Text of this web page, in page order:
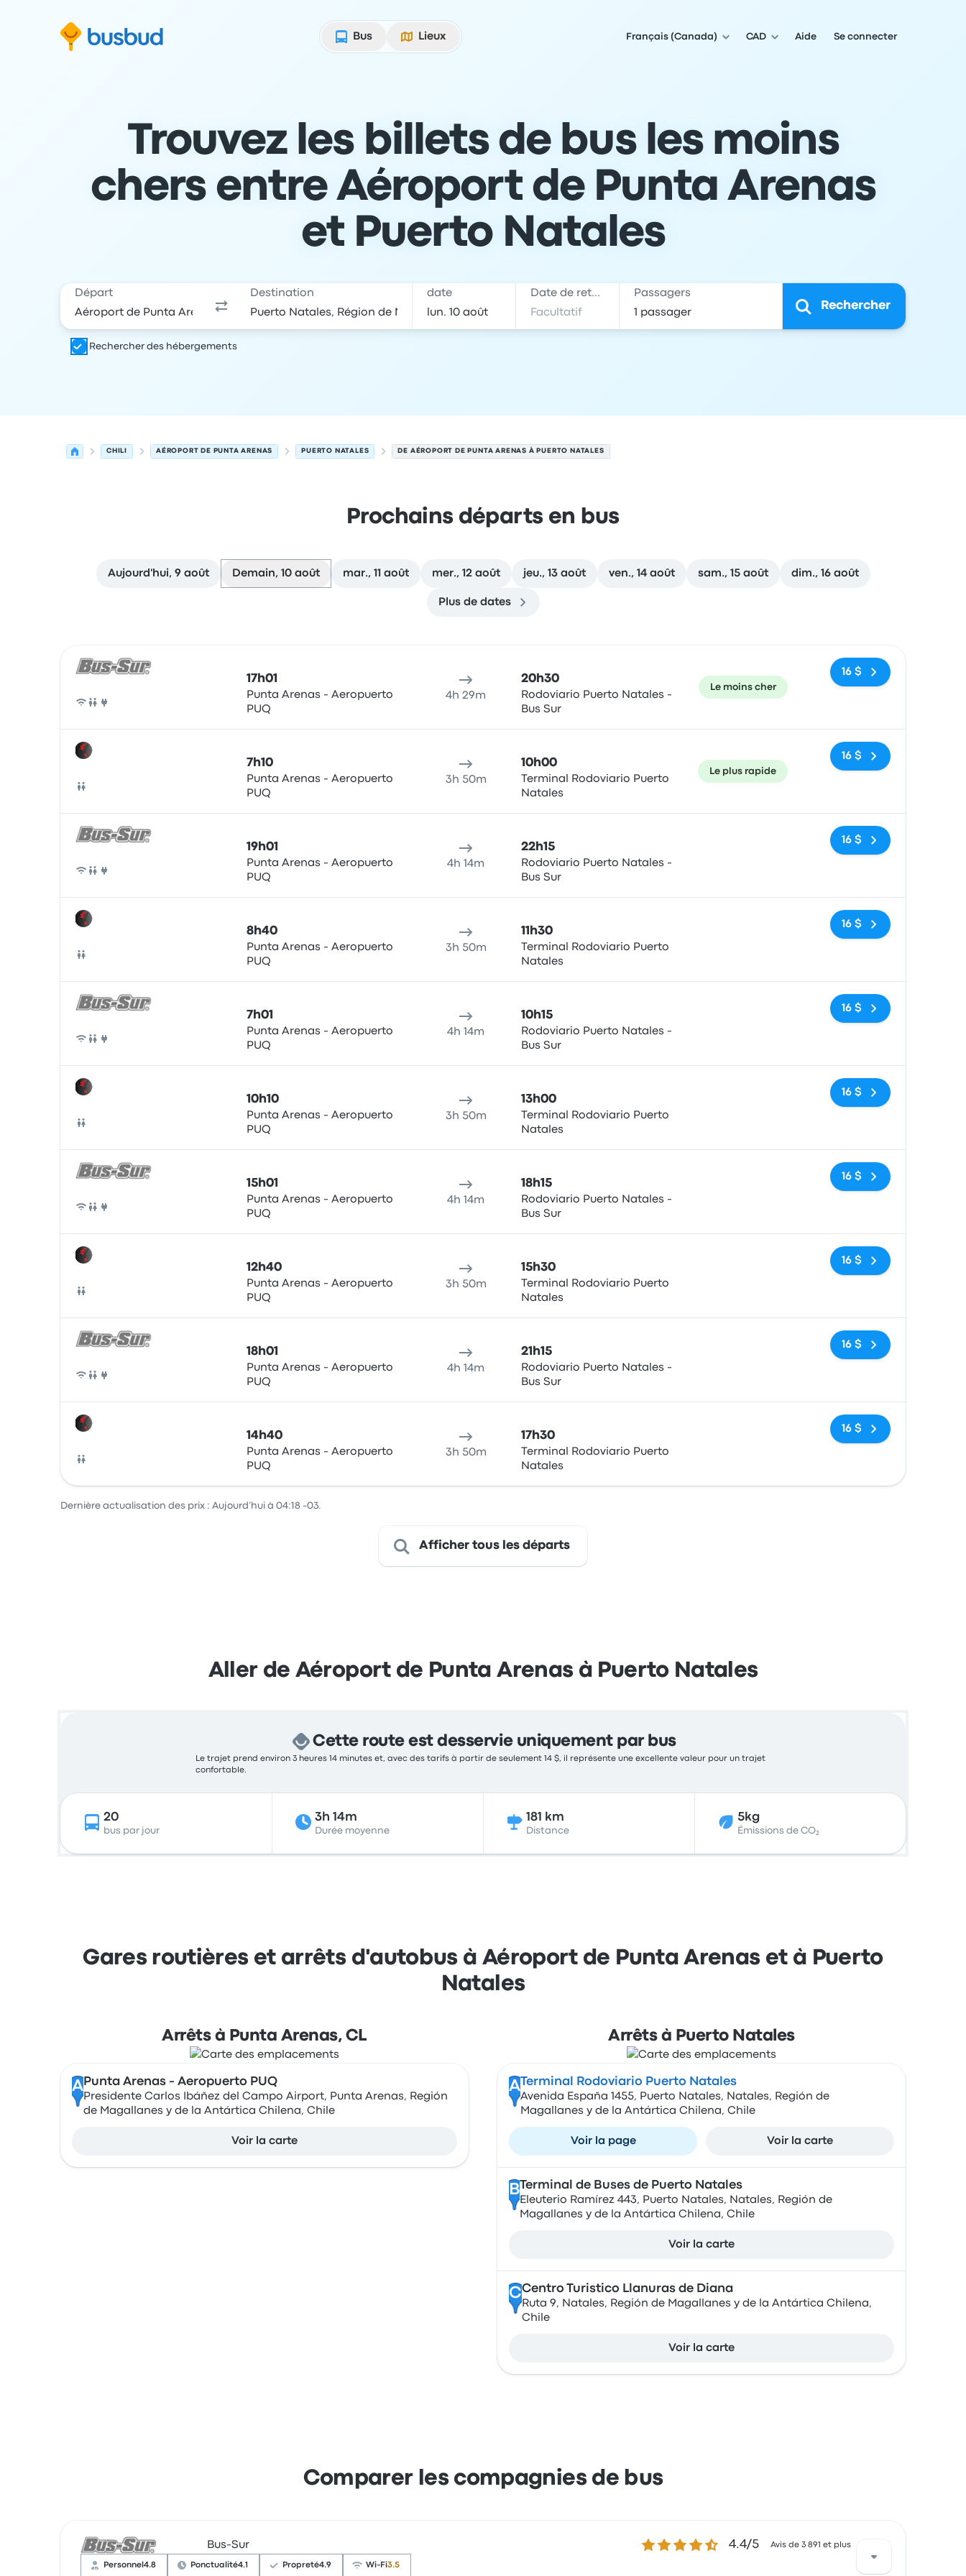
Bus
Lieux Français (Canada) CAD Aide Se connecter
Trouvez les billets de bus les moins
chers entre Aéroport de Punta Arenas
et Puerto Natales
Départ Destination date Date de retour Passagers
Rechercher
Rechercher des hébergements
CHILI AÉROPORT DE PUNTA ARENAS PUERTO NATALES DE AÉROPORT DE PUNTA ARENAS À PUERTO NATALES
Prochains départs en bus
Aujourd'hui, 9 août Demain, 10 août mar., 11 août mer., 12 août jeu., 13 août ven., 14 août sam., 15 août dim., 16 août
Plus de dates
Bus
17h01
Punta Arenas - Aeropuerto
PUQ
4h 29m
20h30
Rodoviario Puerto Natales -
Bus Sur
Le moins cher
16 $
Bus
7h10
Punta Arenas - Aeropuerto
PUQ
3h 50m
10h00
Terminal Rodoviario Puerto
Natales
Le plus rapide
16 $
Bus
19h01
Punta Arenas - Aeropuerto
PUQ
4h 14m
22h15
Rodoviario Puerto Natales -
Bus Sur
Pas de balises
16 $
Bus
8h40
Punta Arenas - Aeropuerto
PUQ
3h 50m
11h30
Terminal Rodoviario Puerto
Natales
Pas de balises
16 $
Bus
7h01
Punta Arenas - Aeropuerto
PUQ
4h 14m
10h15
Rodoviario Puerto Natales -
Bus Sur
Pas de balises
16 $
Bus
10h10
Punta Arenas - Aeropuerto
PUQ
3h 50m
13h00
Terminal Rodoviario Puerto
Natales
Pas de balises
16 $
Bus
15h01
Punta Arenas - Aeropuerto
PUQ
4h 14m
18h15
Rodoviario Puerto Natales -
Bus Sur
Pas de balises
16 $
Bus
12h40
Punta Arenas - Aeropuerto
PUQ
3h 50m
15h30
Terminal Rodoviario Puerto
Natales
Pas de balises
16 $
Bus
18h01
Punta Arenas - Aeropuerto
PUQ
4h 14m
21h15
Rodoviario Puerto Natales -
Bus Sur
Pas de balises
16 $
Bus
14h40
Punta Arenas - Aeropuerto
PUQ
3h 50m
17h30
Terminal Rodoviario Puerto
Natales
Pas de balises
16 $
Dernière actualisation des prix : Aujourd’hui à 04:18 -03.
Afficher tous les départs
Aller de Aéroport de Punta Arenas à Puerto Natales
Cette route est desservie uniquement par bus
Le trajet prend environ 3 heures 14 minutes et, avec des tarifs à partir de seulement 14 $, il représente une excellente valeur pour un trajet
confortable.
20
bus par jour
3h 14m
Durée moyenne
181 km
Distance
5kg
Émissions de CO₂
Gares routières et arrêts d'autobus à Aéroport de Punta Arenas et à Puerto
Natales
Arrêts à Punta Arenas, CL
A Punta Arenas - Aeropuerto PUQ
Presidente Carlos Ibáñez del Campo Airport, Punta Arenas, Región
de Magallanes y de la Antártica Chilena, Chile
Voir la carte
Arrêts à Puerto Natales
A Terminal Rodoviario Puerto Natales
Avenida España 1455, Puerto Natales, Natales, Región de
Magallanes y de la Antártica Chilena, Chile
Voir la page Voir la carte
B Terminal de Buses de Puerto Natales
Eleuterio Ramírez 443, Puerto Natales, Natales, Región de
Magallanes y de la Antártica Chilena, Chile
Voir la carte
CCentro Turistico Llanuras de Diana
Ruta 9, Natales, Región de Magallanes y de la Antártica Chilena,
Chile
Voir la carte
Comparer les compagnies de bus
Bus-Sur 4.4 sur 5 étoiles 4.4/5 Avis de 3 891 et plus
Personnel 4.8 Ponctualité4.1 Propreté4.9 Wi-Fi3.5